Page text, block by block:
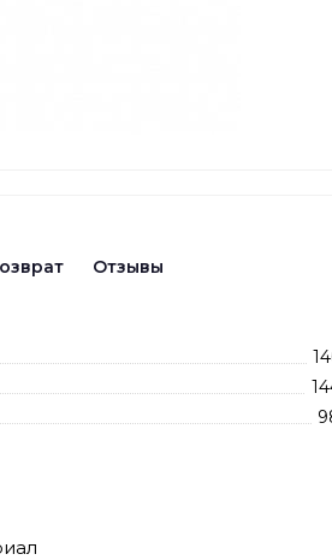
Отзывы